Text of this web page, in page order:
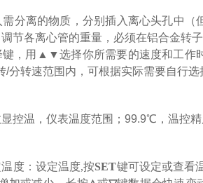
分离的物质，分别插入离心头孔中（
节各离心管的重量，必须在铝合金转
，用▲▼选择你所需要的速度和工作
分转速范围内，可根据实际需要自行选
控温，仪表温度范围；99.9℃，温控
度：设定温度,按SET键可设定或查看